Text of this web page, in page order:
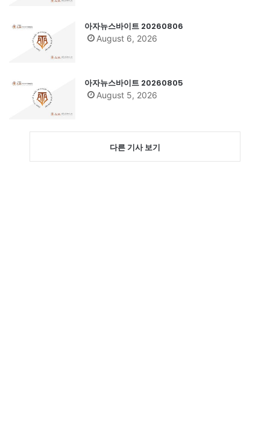
아자뉴스바이트 20260806
August 6, 2026
아자뉴스바이트 20260805
August 5, 2026
다른 기사 보기